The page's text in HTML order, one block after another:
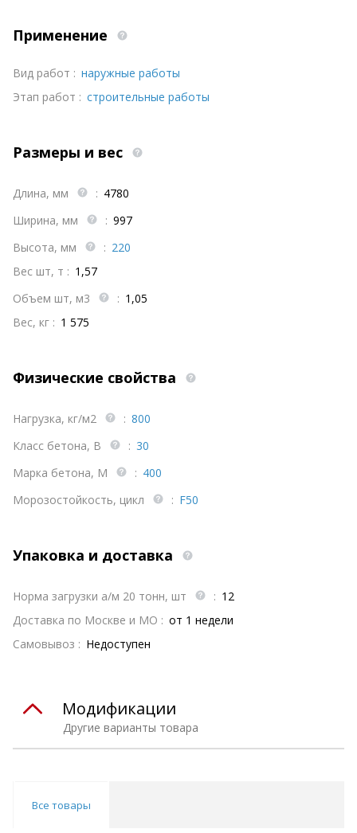
Применение
Вид работ : наружные работы
Этап работ : строительные работы
Размеры и вес
Длина, мм : 4780
Ширина, мм
: 997
Высота, мм
: 220
Вес шт, т : 1,57
Объем шт, м3
: 1,05
Вес, кг : 1 575
Физические свойства
Нагрузка, кг/м2 : 800
Класс бетона, В
: 30
Марка бетона, М
: 400
Морозостойкость, цикл
: F50
Упаковка и доставка
Норма загрузки а/м 20 тонн, шт : 12
Доставка по Москве и МО : от 1 недели
Самовывоз : Недоступен
Другие варианты товара
Модификации
Все товары